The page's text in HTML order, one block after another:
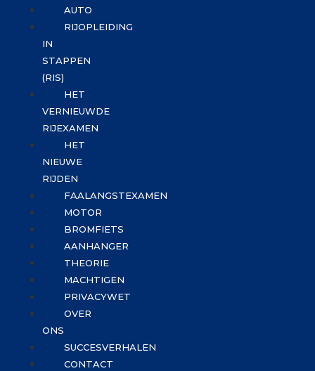
AUTO
RIJOPLEIDING
IN
STAPPEN
(RIS)
HET
VERNIEUWDE
RIJEXAMEN
HET
NIEUWE
RIJDEN
FAALANGSTEXAMEN
MOTOR
BROMFIETS
AANHANGER
THEORIE
MACHTIGEN
PRIVACYWET
OVER
ONS
SUCCESVERHALEN
CONTACT